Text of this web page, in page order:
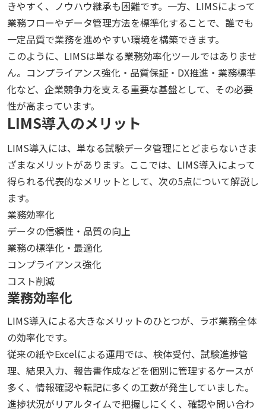
きやすく、ノウハウ継承も困難です。一方、LIMSによって
業務フローやデータ管理方法を標準化することで、誰でも
一定品質で業務を進めやすい環境を構築できます。
このように、LIMSは単なる業務効率化ツールではありませ
ん。コンプライアンス強化・品質保証・DX推進・業務標準
化など、企業競争力を支える重要な基盤として、その必要
性が高まっています。
LIMS導入のメリット
LIMS導入には、単なる試験データ管理にとどまらないさま
ざまなメリットがあります。ここでは、LIMS導入によって
得られる代表的なメリットとして、次の5点について解説し
ます。
業務効率化
データの信頼性・品質の向上
業務の標準化・最適化
コンプライアンス強化
コスト削減
業務効率化
LIMS導入による大きなメリットのひとつが、ラボ業務全体
の効率化です。
従来の紙やExcelによる運用では、検体受付、試験進捗管
理、結果入力、報告書作成などを個別に管理するケースが
多く、情報確認や転記に多くの工数が発生していました。
進捗状況がリアルタイムで把握しにくく、確認や問い合わ